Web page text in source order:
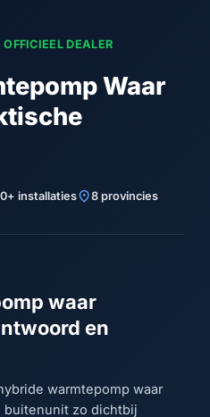
DEALER
Waar
installatieslocation_on8 provincies
waar
en
warmtepomp waar
buitenunit zo dichtbij